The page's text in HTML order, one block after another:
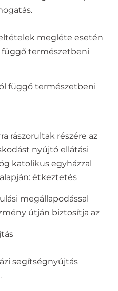
megléte esetén
függő természetbeni
függő természetbeni
rászorultak részére az
nyújtó ellátási
katolikus egyházzal
étkeztetés
megállapodással
útján biztosítja az
segítségnyújtás